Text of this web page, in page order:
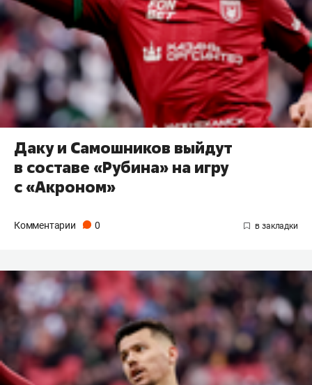
Даку и Самошников выйдут
в составе «Рубина» на игру
с «Акроном»
Комментарии 0